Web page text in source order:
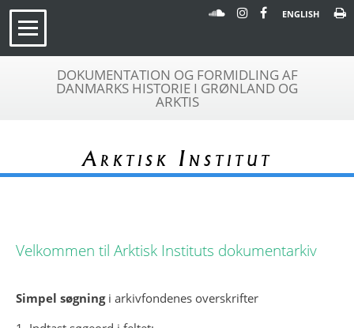
ENGLISH
DOKUMENTATION OG FORMIDLING AF
DANMARKS HISTORIE I GRØNLAND OG
ARKTIS
Arktisk Institut
Velkommen til Arktisk Instituts dokumentarkiv
Simpel søgningi arkivfondenes overskrifter